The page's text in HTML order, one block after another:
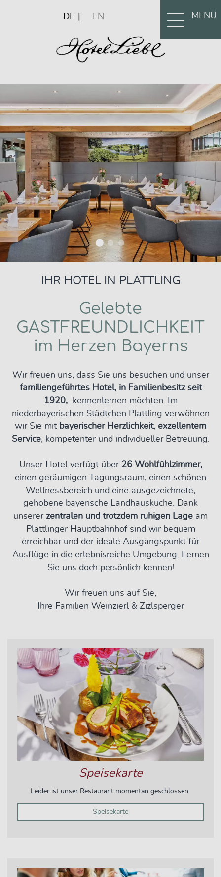
DE EN MENÜ
IHR HOTEL IN PLATTLING
Gelebte
GASTFREUNDLICHKEIT
im Herzen Bayerns
Wir freuen uns, dass Sie uns besuchen und unser
familiengeführtes Hotel, in Familienbesitz seit
1920,
kennenlernen möchten. Im
niederbayerischen Städtchen Plattling verwöhnen
wir Sie mitbayerischer Herzlichkeit, exzellentem
Service, kompetenter und individueller Betreuung.
Unser Hotel verfügt über 26 Wohlfühlzimmer,
einen geräumigen Tagungsraum, einen schönen
Wellnessbereich und eine ausgezeichnete,
gehobene bayerische Landhausküche. Dank
unserer zentralen und trotzdem ruhigen Lage am
Plattlinger Hauptbahnhof sind wir bequem
erreichbar und der ideale Ausgangspunkt für
Ausflüge in die erlebnisreiche Umgebung. Lernen
Sie uns doch persönlich kennen!
Wir freuen uns auf Sie,
Ihre Familien Weinzierl & Zizlsperger
Speisekarte
Leider ist unser Restaurant momentan geschlossen
Speisekarte